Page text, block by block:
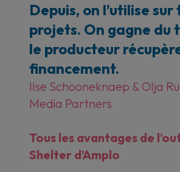
Depuis, on l’utilise sur
projets. On gagne du
le producteur
financement.
Ilse Schooneknaep & Olja
Media Partners
Tous les avantages de
Shelter d’Amplo